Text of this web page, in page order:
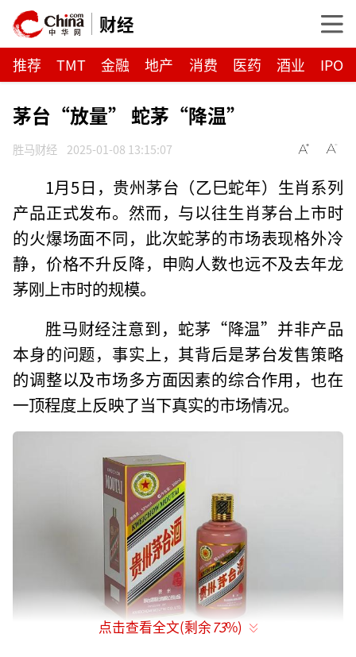
财经
推荐 TMT 金融 地产 消费 医药 酒业 IPO
茅台“放量” 蛇茅“降温”
胜马财经 2025-01-08 13:15:07
1月5日，贵州茅台（乙巳蛇年）生肖系列
产品正式发布。然而，与以往生肖茅台上市时
的火爆场面不同，此次蛇茅的市场表现格外冷
静，价格不升反降，申购人数也远不及去年龙
茅刚上市时的规模。
胜马财经注意到，蛇茅“降温”并非产品
本身的问题，事实上，其背后是茅台发售策略
的调整以及市场多方面因素的综合作用，也在
一顶程度上反映了当下真实的市场情况。
点击查看全文(剩余73%)